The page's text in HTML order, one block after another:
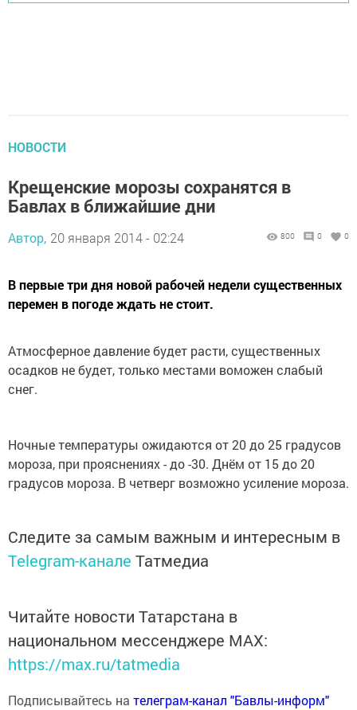
НОВОСТИ
Крещенские морозы сохранятся в
Бавлах в ближайшие дни
Автор, 20 января 2014 - 02:24 800 0 0
В первые три дня новой рабочей недели существенных
перемен в погоде ждать не стоит.
Атмосферное давление будет расти, существенных
осадков не будет, только местами воможен слабый
снег.
Ночные температуры ожидаются от 20 до 25 градусов
мороза, при прояснениях - до -30. Днём от 15 до 20
градусов мороза. В четверг возможно усиление мороза.
Следите за самым важным и интересным в
Telegram-канале Татмедиа
Читайте новости Татарстана в
национальном мессенджере MАХ:
https://max.ru/tatmedia
Подписывайтесь на телеграм-канал "Бавлы-информ"